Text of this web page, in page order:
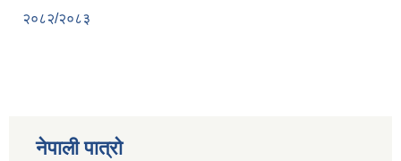
२०८२/२०८३
नेपाली पात्रो